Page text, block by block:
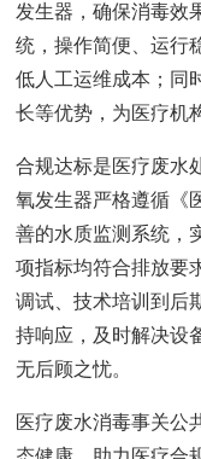
发生器，确保消毒效
统，操作简便、运行
低人工运维成本；同
长等优势，为医疗机
合规达标是医疗废水
氧发生器严格遵循《
善的水质监测系统，
项指标均符合排放要
调试、技术培训到后
持响应，及时解决设
无后顾之忧。
医疗废水消毒事关公